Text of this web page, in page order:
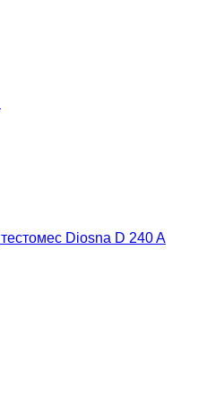
тестомес Diosna D 240 A